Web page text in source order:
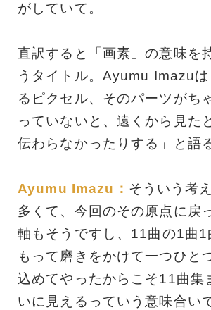
がしていて。
直訳すると「画素」の意味を
うタイトル。Ayumu Imazu
るピクセル、そのパーツがち
っていないと、遠くから見た
伝わらなかったりする」と語
Ayumu Imazu： そういう考
多くて、今回のその原点に戻
軸もそうですし、11曲の1曲1
もって磨きをかけて一つひと
込めてやったからこそ11曲集
いに見えるっていう意味合い